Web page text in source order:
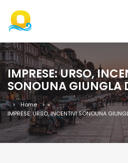
IMPRESE: URSO,
SONOUNA GIUNGLA
Home
»
IMPRESE: URSO, INCENTIVI SONOUNA